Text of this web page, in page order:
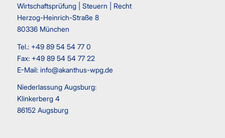
Wirtschaftsprüfung | Steuern | Recht
Herzog-Heinrich-Straße 8
80336 München
Tel.: +49 89 54 54 77 0
Fax: +49 89 54 54 77 22
E-Mail: info@akanthus-wpg.de
Niederlassung Augsburg:
Klinkerberg 4
86152 Augsburg